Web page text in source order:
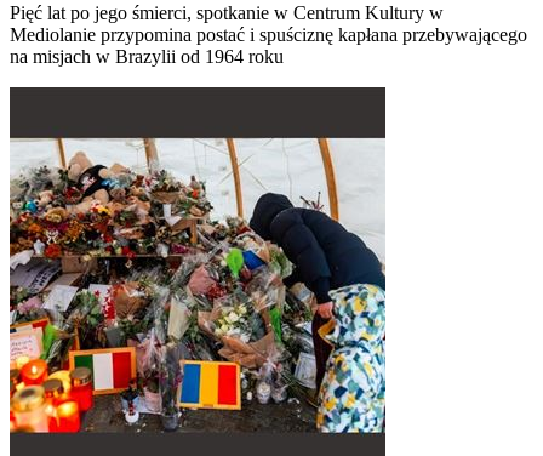
Pięć lat po jego śmierci, spotkanie w Centrum Kultury w
Mediolanie przypomina postać i spuściznę kapłana przebywającego
na misjach w Brazylii od 1964 roku